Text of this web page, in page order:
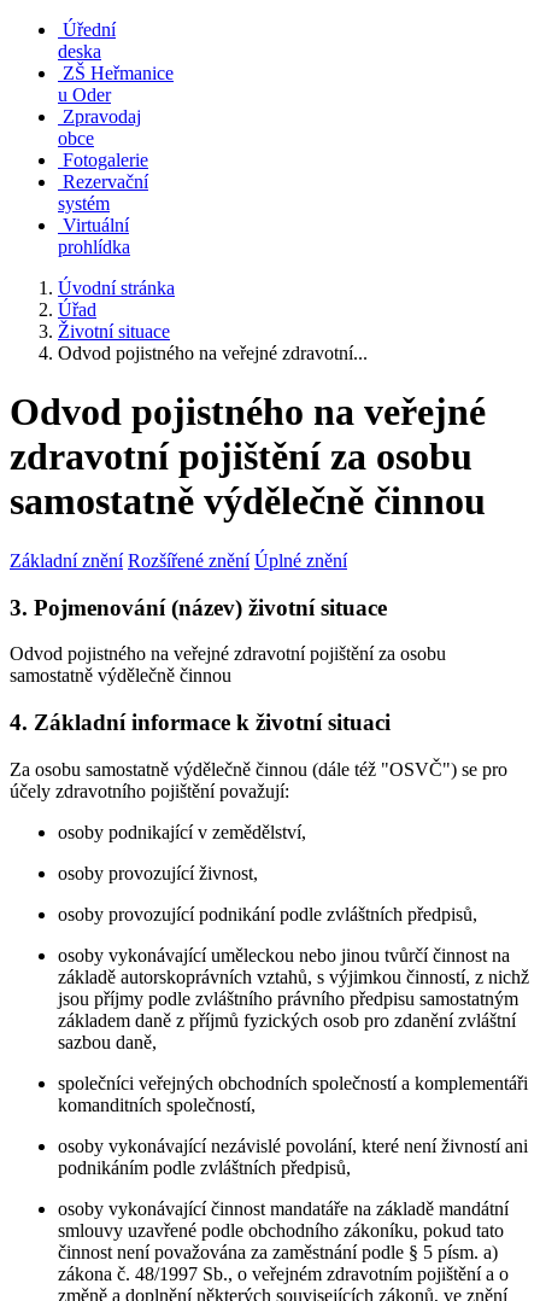
Úřední
deska
ZŠ Heřmanice
u Oder
Zpravodaj
obce
Fotogalerie
Rezervační
systém
Virtuální
prohlídka
Úvodní stránka
Úřad
Životní situace
Odvod pojistného na veřejné zdravotní...
Odvod pojistného na veřejné
zdravotní pojištění za osobu
samostatně výdělečně činnou
Základní znění Rozšířené znění Úplné znění
3. Pojmenování (název) životní situace
Odvod pojistného na veřejné zdravotní pojištění za osobu
samostatně výdělečně činnou
4. Základní informace k životní situaci
Za osobu samostatně výdělečně činnou (dále též "OSVČ") se pro
účely zdravotního pojištění považují:
osoby podnikající v zemědělství,
osoby provozující živnost,
osoby provozující podnikání podle zvláštních předpisů,
osoby vykonávající uměleckou nebo jinou tvůrčí činnost na
základě autorskoprávních vztahů, s výjimkou činností, z nichž
jsou příjmy podle zvláštního právního předpisu samostatným
základem daně z příjmů fyzických osob pro zdanění zvláštní
sazbou daně,
společníci veřejných obchodních společností a komplementáři
komanditních společností,
osoby vykonávající nezávislé povolání, které není živností ani
podnikáním podle zvláštních předpisů,
osoby vykonávající činnost mandatáře na základě mandátní
smlouvy uzavřené podle obchodního zákoníku, pokud tato
činnost není považována za zaměstnání podle § 5 písm. a)
zákona č. 48/1997 Sb., o veřejném zdravotním pojištění a o
změně a doplnění některých souvisejících zákonů, ve znění